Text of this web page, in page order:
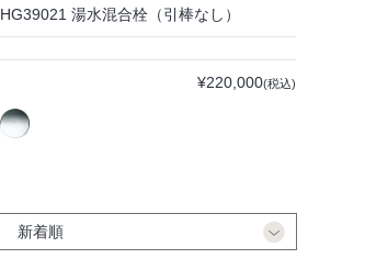
HG39021 湯水混合栓（引棒なし）
¥220,000(税込)